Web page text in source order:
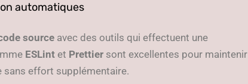
automatiques
source avec des outils qui effectuent une
ESLint et Prettier sont excellentes pour maintenir
effort supplémentaire.